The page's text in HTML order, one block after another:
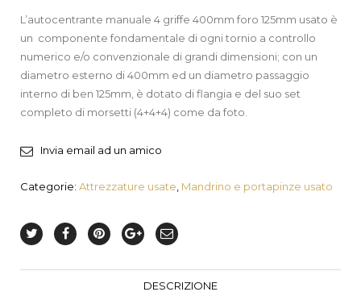
L’autocentrante manuale 4 griffe 400mm foro 125mm usato è
un componente fondamentale di ogni tornio a controllo
numerico e/o convenzionale di grandi dimensioni; con un
diametro esterno di 400mm ed un diametro passaggio
interno di ben 125mm, è dotato di flangia e del suo set
completo di morsetti (4+4+4) come da foto.
Invia email ad un amico
Categorie: Attrezzature usate Mandrino e portapinze usato
DESCRIZIONE